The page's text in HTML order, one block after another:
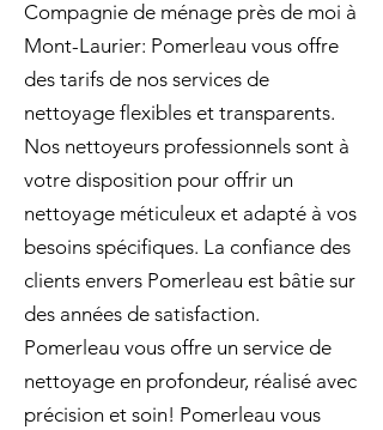
Compagnie de ménage près de moi à
Mont-Laurier: Pomerleau vous offre
des tarifs de nos services de
nettoyage flexibles et transparents.
Nos nettoyeurs professionnels sont à
votre disposition pour offrir un
nettoyage méticuleux et adapté à vos
besoins spécifiques. La confiance des
clients envers Pomerleau est bâtie sur
des années de satisfaction.
Pomerleau vous offre un service de
nettoyage en profondeur, réalisé avec
précision et soin! Pomerleau vous